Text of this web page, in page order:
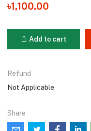
৳1,100.00
Add to cart
Refund
Not Applicable
Share